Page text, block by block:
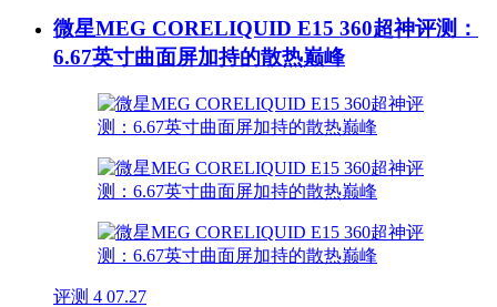
微星MEG CORELIQUID E15 360超神评测：
6.67英寸曲面屏加持的散热巅峰
评测 4 07.27